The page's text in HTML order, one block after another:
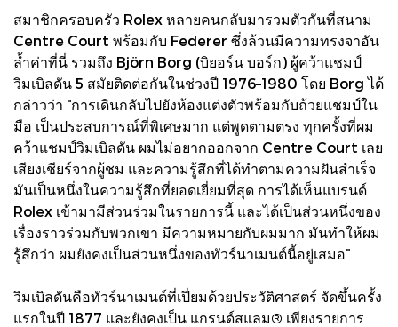
สมาชิกครอบครัว Rolex หลายคนกลับมารวมตัวกันที่สนาม
Centre Court พร้อมกับ Federer ซึ่งล้วนมีความทรงจาอัน
ล้ำค่าที่นี่ รวมถึง Björn Borg (บิยอร์น บอร์ก) ผู้คว้าแชมป์
วิมเบิลดัน 5 สมัยติดต่อกันในช่วงปี 1976–1980 โดย Borg ได้
กล่าวว่า “การเดินกลับไปยังห้องแต่งตัวพร้อมกับถ้วยแชมป์ใน
มือ เป็นประสบการณ์ที่พิเศษมาก แต่พูดตามตรง ทุกครั้งที่ผม
คว้าแชมป์วิมเบิลดัน ผมไม่อยากออกจาก Centre Court เลย
เสียงเชียร์จากผู้ชม และความรู้สึกที่ได้ทำตามความฝันสำเร็จ
มันเป็นหนึ่งในความรู้สึกที่ยอดเยี่ยมที่สุด การได้เห็นแบรนด์
Rolex เข้ามามีส่วนร่วมในรายการนี้ และได้เป็นส่วนหนึ่งของ
เรื่องราวร่วมกับพวกเขา มีความหมายกับผมมาก มันทำให้ผม
รู้สึกว่า ผมยังคงเป็นส่วนหนึ่งของทัวร์นาเมนต์นี้อยู่เสมอ”
วิมเบิลดันคือทัวร์นาเมนต์ที่เปี่ยมด้วยประวัติศาสตร์ จัดขึ้นครั้ง
แรกในปี 1877 และยังคงเป็น แกรนด์สแลม® เพียงรายการ